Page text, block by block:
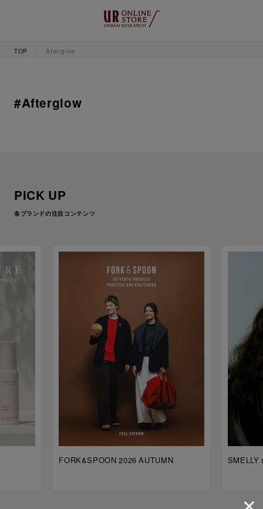
TOP Afterglow
#Afterglow
PICK UP
各ブランドの注目コンテンツ
FORK&SPOON 2026 AUTUMN SMELLY